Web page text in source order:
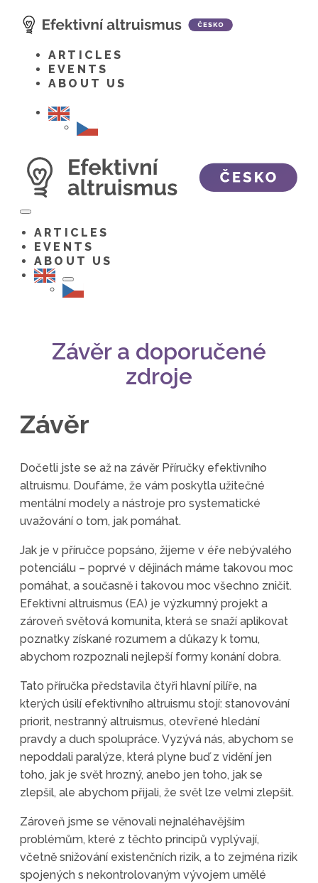
content
ARTICLES
EVENTS
ABOUT US
Toggle
menu
ARTICLES
EVENTS
ABOUT US
Toggle
menu
Závěr a doporučené
zdroje
Závěr
Dočetli jste se až na závěr Příručky efektivního
altruismu. Doufáme, že vám poskytla užitečné
mentální modely a nástroje pro systematické
uvažování o tom, jak pomáhat.
Jak je v příručce popsáno, žijeme v éře nebývalého
potenciálu – poprvé v dějinách máme takovou moc
pomáhat, a současně i takovou moc všechno zničit.
Efektivní altruismus (EA) je výzkumný projekt a
zároveň světová komunita, která se snaží aplikovat
poznatky získané rozumem a důkazy k tomu,
abychom rozpoznali nejlepší formy konání dobra.
Tato příručka představila čtyři hlavní pilíře, na
kterých úsilí efektivního altruismu stojí: stanovování
priorit, nestranný altruismus, otevřené hledání
pravdy a duch spolupráce. Vyzývá nás, abychom se
nepoddali paralýze, která plyne buď z vidění jen
toho, jak je svět hrozný, anebo jen toho, jak se
zlepšil, ale abychom přijali, že svět lze velmi zlepšit.
Zároveň jsme se věnovali nejnaléhavějším
problémům, které z těchto principů vyplývají,
včetně snižování existenčních rizik, a to zejména rizik
spojených s nekontrolovaným vývojem umělé